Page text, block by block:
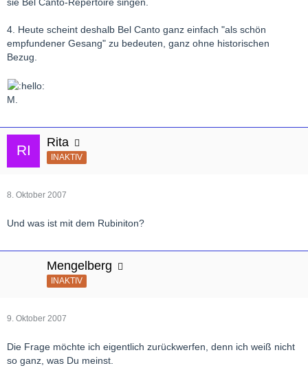
sie Bel Canto-Repertoire singen.
4. Heute scheint deshalb Bel Canto ganz einfach "als schön
empfundener Gesang" zu bedeuten, ganz ohne historischen
Bezug.
M.
Rita
INAKTIV
8. Oktober 2007
Und was ist mit dem Rubiniton?
Mengelberg
INAKTIV
9. Oktober 2007
Die Frage möchte ich eigentlich zurückwerfen, denn ich weiß nicht
so ganz, was Du meinst.